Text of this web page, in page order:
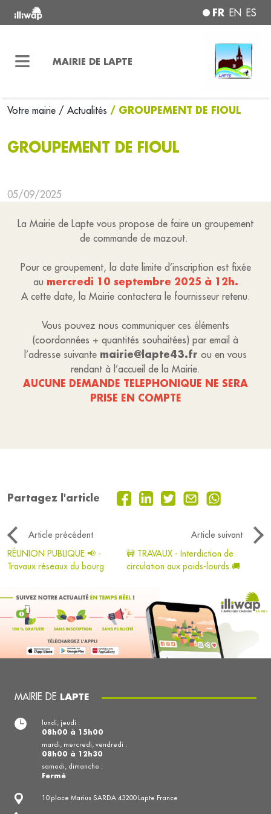
FR EN ES
MAIRIE DE LAPTE
Votre mairie / Actualités / GROUPEMENT DE FIOUL
GROUPEMENT DE FIOUL
05/09/2025
La Mairie de Lapte vous propose de faire un groupement
de commande de mazout.
Pour ce groupement, la date limite d’inscription est fixée
au mercredi 10 septembre 2025 à 12h.
A cette date, la Mairie contactera le fournisseur retenu.
Vous pouvez nous communiquer ces éléments
(coordonnées + quantités souhaitées) par email à
l’adresse suivante mairie@lapte43.fr ou en vous
rendant à l’accueil de la Mairie.
AUCUNE DEMANDE TELEPHONIQUE NE SERA
PRISE EN COMPTE
Partagez l'article
Article précédent
Article suivant
RÉUNION PUBLIQUE 📢 -
Travaux réseaux du bourg
🚧 TRAVAUX - Interdiction de
circulation aux poids-lourds 🚚
MAIRIE DE LAPTE
10 place Marius SARDA 43200 Lapte France
lundi, jeudi :
08h00 à 15h00
mardi, mercredi, vendredi :
08h00 à 12h30
samedi, dimanche :
Fermé